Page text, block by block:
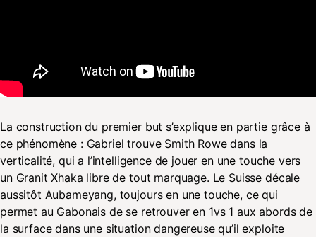
La construction du premier but s’explique en partie grâce à
ce phénomène : Gabriel trouve Smith Rowe dans la
verticalité, qui a l’intelligence de jouer en une touche vers
un Granit Xhaka libre de tout marquage. Le Suisse décale
aussitôt Aubameyang, toujours en une touche, ce qui
permet au Gabonais de se retrouver en 1vs 1 aux abords de
la surface dans une situation dangereuse qu’il exploite